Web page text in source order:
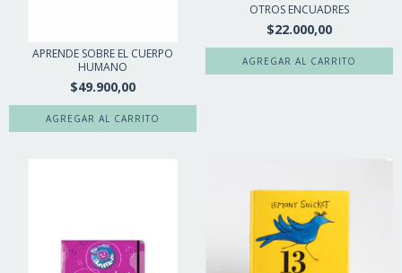
APRENDE SOBRE EL CUERPO
HUMANO
$49.900,00
OTROS ENCUADRES
$22.000,00